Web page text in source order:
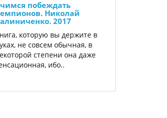
побеждать
Николай
2017
которую вы держите в
не совсем обычная, в
степени она даже
ибо..